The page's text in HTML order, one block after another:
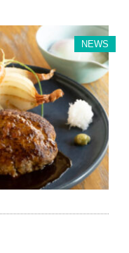
NEWS